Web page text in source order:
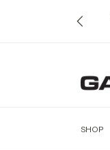
SHOP